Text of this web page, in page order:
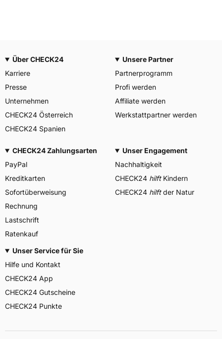
Über CHECK24
Karriere
Presse
Unternehmen
CHECK24 Österreich
CHECK24 Spanien
Unsere Partner
Partnerprogramm
Profi werden
Affiliate werden
Werkstattpartner werden
CHECK24 Zahlungsarten
PayPal
Kreditkarten
Sofortüberweisung
Rechnung
Lastschrift
Ratenkauf
Unser Engagement
Nachhaltigkeit
CHECK24 hilftKindern
CHECK24 hilftder Natur
Unser Service für Sie
Hilfe und Kontakt
CHECK24 App
CHECK24 Gutscheine
CHECK24 Punkte